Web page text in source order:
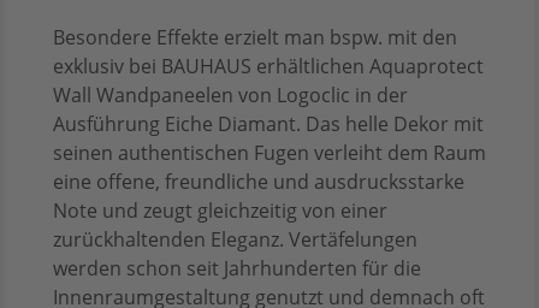
Besondere Effekte erzielt man bspw. mit den
exklusiv bei BAUHAUS erhältlichen Aquaprotect
Wall Wandpaneelen von Logoclic in der
Ausführung Eiche Diamant. Das helle Dekor mit
seinen authentischen Fugen verleiht dem Raum
eine offene, freundliche und ausdrucksstarke
Note und zeugt gleichzeitig von einer
zurückhaltenden Eleganz. Vertäfelungen
werden schon seit Jahrhunderten für die
Innenraumgestaltung genutzt und demnach oft